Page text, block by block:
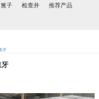
子 检查井
推荐产品
牙